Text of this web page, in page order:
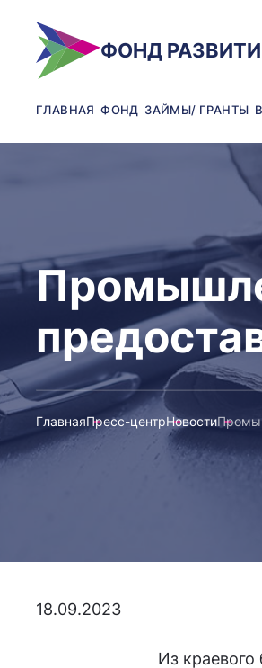
ФОНД
ГЛАВНАЯ ФОНД ЗАЙМЫ/ ГРАНТЫ
ГлавнаяПресс-центрНовости
18.09.2023
Из